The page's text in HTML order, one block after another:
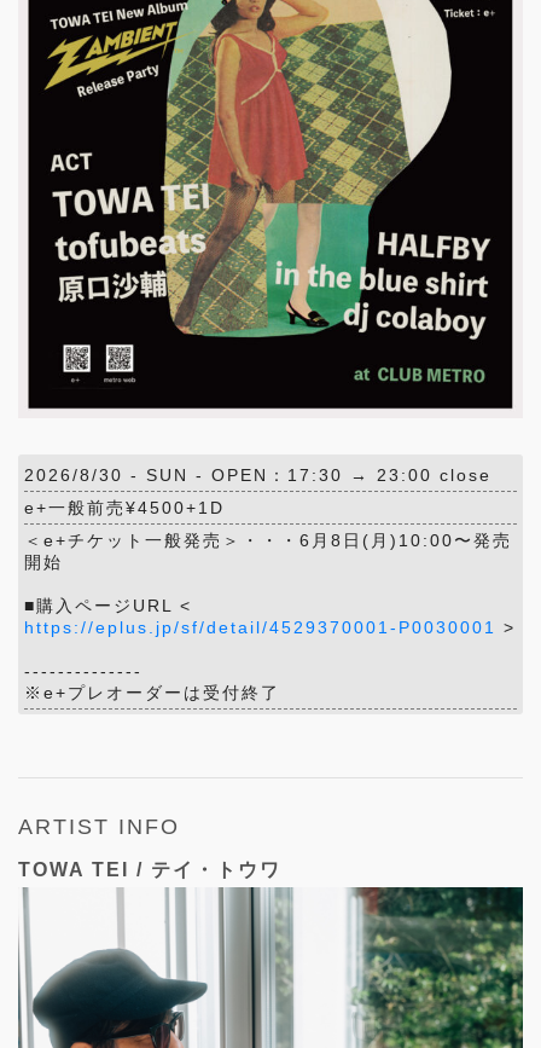
2026/8/30 - SUN - OPEN：17:30 → 23:00 close
e+一般前売¥4500+1D
＜e+チケット一般発売＞・・・6月8日(月)10:00〜発売
開始
■購入ページURL <
https://eplus.jp/sf/detail/4529370001-P0030001 >
--------------
※e+プレオーダーは受付終了
ARTIST INFO
TOWA TEI / テイ・トウワ